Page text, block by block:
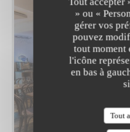
» ou «
gérer vos
pouvez
tout moment
l'icône
en bas à
Tout